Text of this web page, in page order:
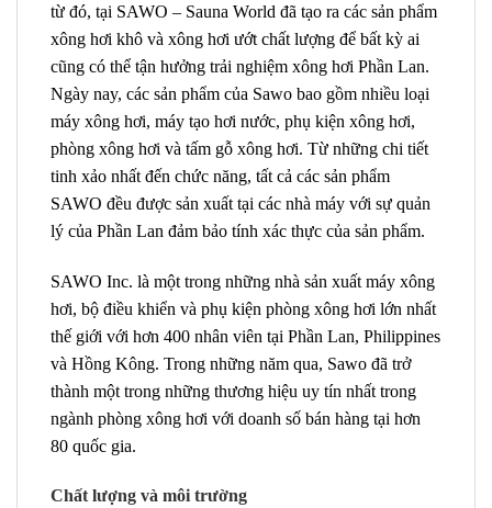
từ đó, tại SAWO – Sauna World đã tạo ra các sản phẩm
xông hơi khô và xông hơi ướt chất lượng để bất kỳ ai
cũng có thể tận hưởng trải nghiệm xông hơi Phần Lan.
Ngày nay, các sản phẩm của Sawo bao gồm nhiều loại
máy xông hơi, máy tạo hơi nước, phụ kiện xông hơi,
phòng xông hơi và tấm gỗ xông hơi. Từ những chi tiết
tinh xảo nhất đến chức năng, tất cả các sản phẩm
SAWO đều được sản xuất tại các nhà máy với sự quản
lý của Phần Lan đảm bảo tính xác thực của sản phẩm.
SAWO Inc. là một trong những nhà sản xuất máy xông
hơi, bộ điều khiển và phụ kiện phòng xông hơi lớn nhất
thế giới với hơn 400 nhân viên tại Phần Lan, Philippines
và Hồng Kông. Trong những năm qua, Sawo đã trở
thành một trong những thương hiệu uy tín nhất trong
ngành phòng xông hơi với doanh số bán hàng tại hơn
80 quốc gia.
Chất lượng và môi trường